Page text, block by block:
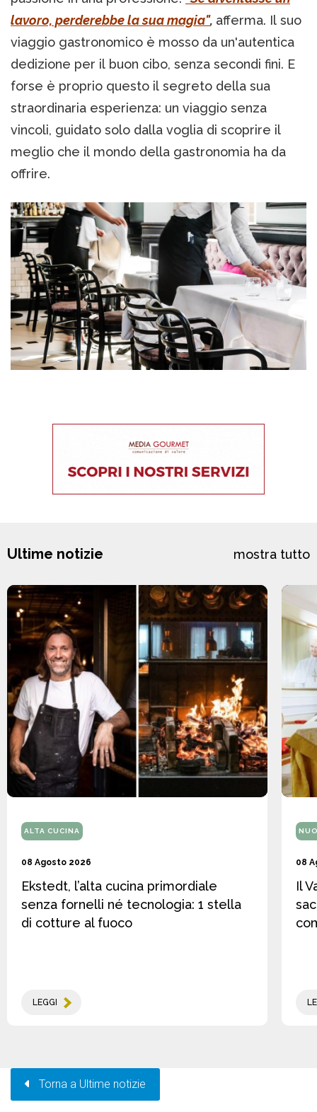
lavoro, perderebbe la sua magia", afferma. Il suo
viaggio gastronomico è mosso da un'autentica
dedizione per il buon cibo, senza secondi fini. E
forse è proprio questo il segreto della sua
straordinaria esperienza: un viaggio senza
vincoli, guidato solo dalla voglia di scoprire il
meglio che il mondo della gastronomia ha da
offrire.
Ultime notizie mostra tutto
ALTA CUCINA
08 Agosto 2026
Ekstedt, l’alta cucina primordiale
senza fornelli né tecnologia: 1 stella
di cotture al fuoco
LEGGI
08
Il
Torna a Ultime notizie